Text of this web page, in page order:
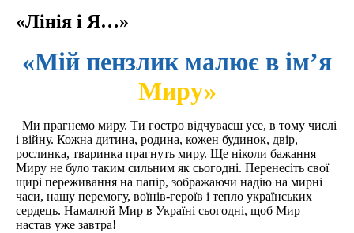
«Лінія і Я…»
«Мій пензлик малює в ім’я
Миру»
Ми прагнемо миру. Ти гостро відчуваєш усе, в тому числі
і війну. Кожна дитина, родина, кожен будинок, двір,
рослинка, тваринка прагнуть миру. Ще ніколи бажання
Миру не було таким сильним як сьогодні. Перенесіть свої
щирі переживання на папір, зображаючи надію на мирні
часи, нашу перемогу, воїнів-героїв і тепло українських
сердець. Намалюй Мир в Україні сьогодні, щоб Мир
настав уже завтра!